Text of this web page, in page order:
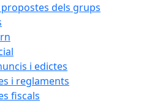
dels grups
i edictes
i reglaments
fiscals